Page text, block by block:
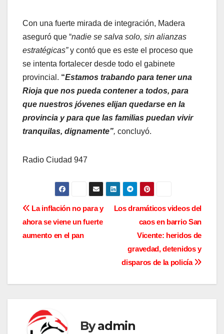
Con una fuerte mirada de integración, Madera
aseguró que “nadie se salva solo, sin alianzas
estratégicas”y contó que es este el proceso que
se intenta fortalecer desde todo el gabinete
provincial. “Estamos trabando para tener una
Rioja que nos pueda contener a todos, para
que nuestros jóvenes elijan quedarse en la
provincia y para que las familias puedan vivir
tranquilas, dignamente”, concluyó.
Radio Ciudad 947
N
a
a
Los dramáticos videos del
caos en barrio San
Vicente: heridos de
gravedad, detenidos y
disparos de la policía
La inflación no para y
ahora se viene un fuerte
aumento en el pan
Byadmin